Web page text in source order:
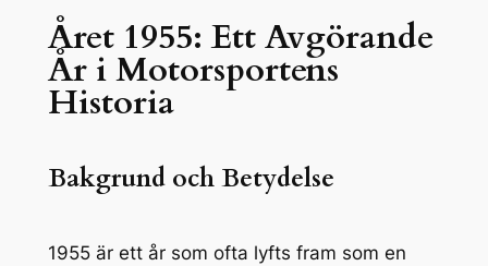
Året 1955: Ett Avgörande
År i Motorsportens
Historia
Bakgrund och Betydelse
1955 är ett år som ofta lyfts fram som en